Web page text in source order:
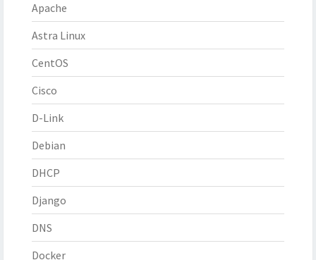
Apache
Astra Linux
CentOS
Cisco
D-Link
Debian
DHCP
Django
DNS
Docker